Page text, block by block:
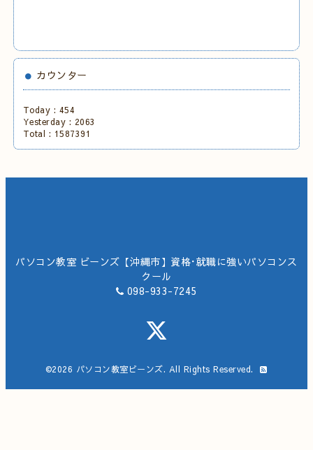
カウンター
Today : 454
Yesterday : 2063
Total : 1587391
パソコン教室 ビーンズ【沖縄市】資格･就職に強いパソコンス
クール
098-933-7245
©2026 パソコン教室ビーンズ. All Rights Reserved.